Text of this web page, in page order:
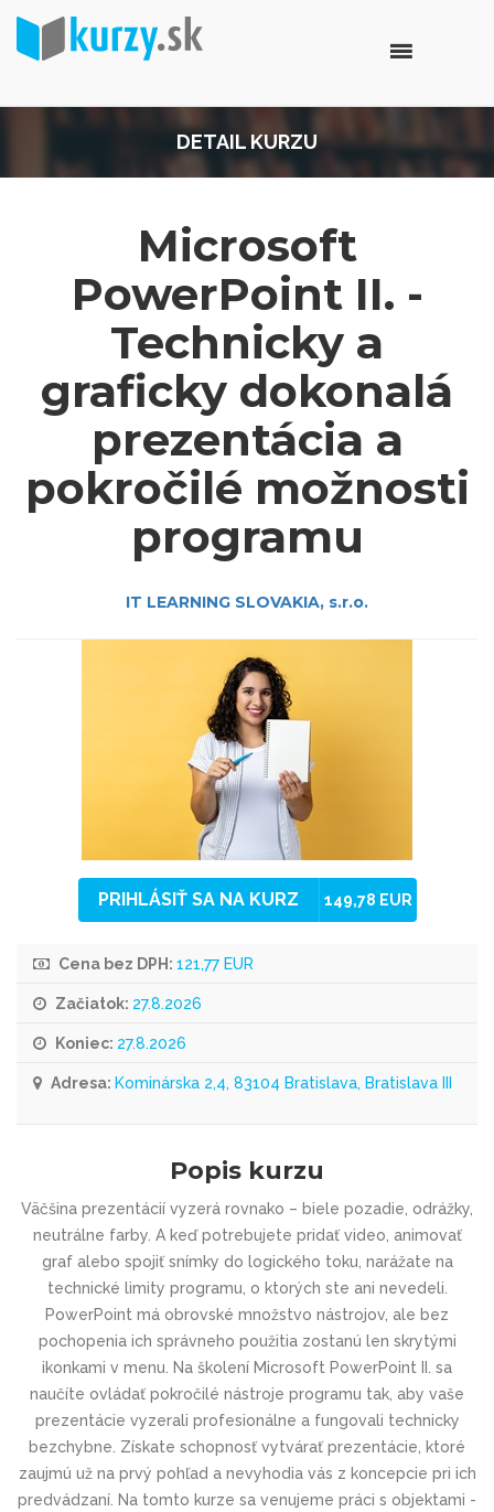
DETAIL KURZU
Microsoft
PowerPoint II. -
Technicky a
graficky dokonalá
prezentácia a
pokročilé možnosti
programu
IT LEARNING SLOVAKIA, s.r.o.
PRIHLÁSIŤ SA NA KURZ 149,78 EUR
Cena bez DPH: 121,77 EUR
Začiatok: 27.8.2026
Koniec: 27.8.2026
Adresa: Kominárska 2,4, 83104 Bratislava, Bratislava III
Popis kurzu
Väčšina prezentácií vyzerá rovnako – biele pozadie, odrážky,
neutrálne farby. A keď potrebujete pridať video, animovať
graf alebo spojiť snímky do logického toku, narážate na
technické limity programu, o ktorých ste ani nevedeli.
PowerPoint má obrovské množstvo nástrojov, ale bez
pochopenia ich správneho použitia zostanú len skrytými
ikonkami v menu. Na školení Microsoft PowerPoint II. sa
naučíte ovládať pokročilé nástroje programu tak, aby vaše
prezentácie vyzerali profesionálne a fungovali technicky
bezchybne. Získate schopnosť vytvárať prezentácie, ktoré
zaujmú už na prvý pohľad a nevyhodia vás z koncepcie pri ich
predvádzaní. Na tomto kurze sa venujeme práci s objektami -